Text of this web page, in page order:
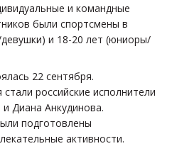
и командные
были спортсмены в
и 18-20 лет (юниоры/
22 сентября.
российские исполнители
Диана Анкудинова.
подготовлены
активности.